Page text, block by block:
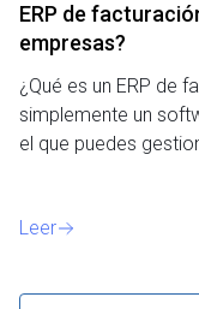
ERP de
empresas?
¿Qué es un ERP de
simplemente un
el que puedes
Leer